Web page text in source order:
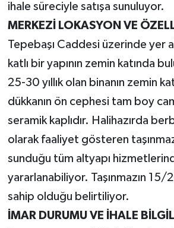
ihale süreciyle satışa sunuluyor.
MERKEZİ LOKASYON VE
Tepebaşı Caddesi üzerinde yer
katlı bir yapının zemin katında
25-30 yıllık olan binanın zemin
dükkanın ön cephesi tam boy
seramik kaplıdır. Halihazırda
olarak faaliyet gösteren
sunduğu tüm altyapı
yararlanabiliyor. Taşınmazın 15/
sahip olduğu belirtiliyor.
İMAR DURUMU VE İHALE